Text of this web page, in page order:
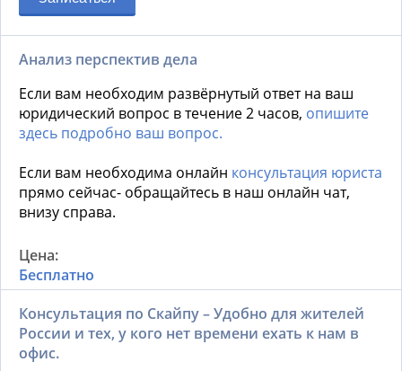
Анализ перспектив дела
Если вам необходим развёрнутый ответ на ваш
юридический вопрос в течение 2 часов, опишите
здесь подробно ваш вопрос.
Если вам необходима онлайн консультация юриста
прямо сейчас- обращайтесь в наш онлайн чат,
внизу справа.
Бесплатно
Консультация по Скайпу – Удобно для жителей
России и тех, у кого нет времени ехать к нам в
офис.